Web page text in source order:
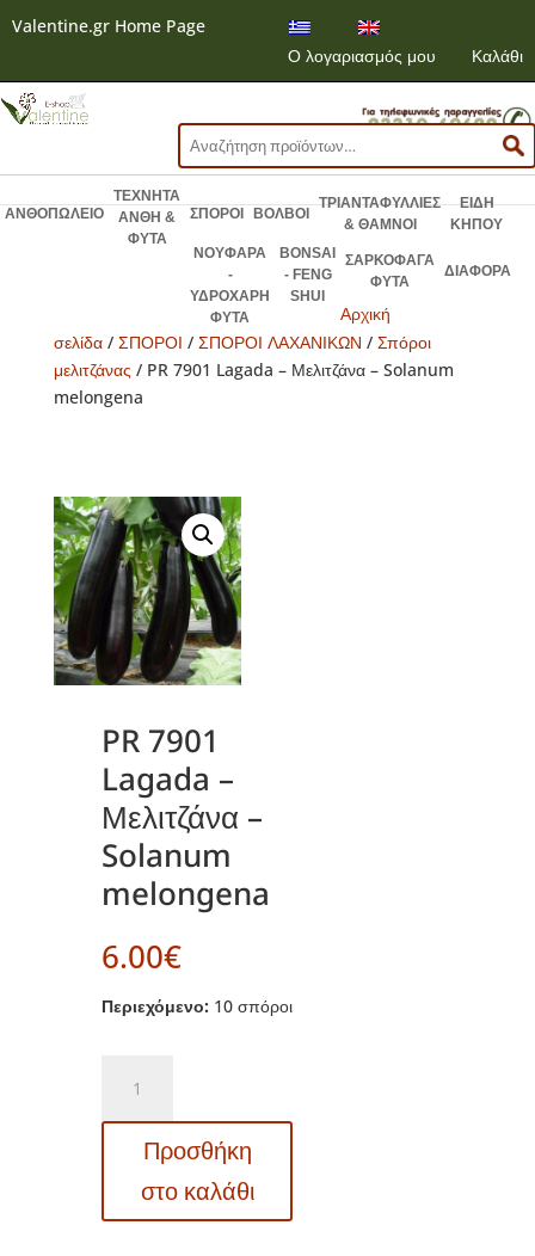
Valentine.gr Home Page
Ο λογαριασμός μου
Καλάθι
Αναζήτηση
για:
ΑΝΘΟΠΩΛΕΙΟ
ΤΕΧΝΗΤΑ
ΑΝΘΗ &
ΦΥΤΑ
ΣΠΟΡΟΙ ΒΟΛΒΟΙ
ΤΡΙΑΝΤΑΦΥΛΛΙΕΣ
& ΘΑΜΝΟΙ
ΕΙΔΗ
ΚΗΠΟΥ
ΝΟΥΦΑΡΑ
-
ΥΔΡΟΧΑΡΗ
ΦΥΤΑ
BONSAI
- FENG
SHUI
ΣΑΡΚΟΦΑΓΑ
ΦΥΤΑ
ΔΙΑΦΟΡΑ
Αρχική
σελίδα/ ΣΠΟΡΟΙ / ΣΠΟΡΟΙ ΛΑΧΑΝΙΚΩΝ / Σπόροι
μελιτζάνας / PR 7901 Lagada – Μελιτζάνα – Solanum
melongena
PR 7901
Lagada –
Μελιτζάνα –
Solanum
melongena
6.00€
Περιεχόμενο: 10 σπόροι
7901
Lagada
Προσθήκη
στο καλάθι